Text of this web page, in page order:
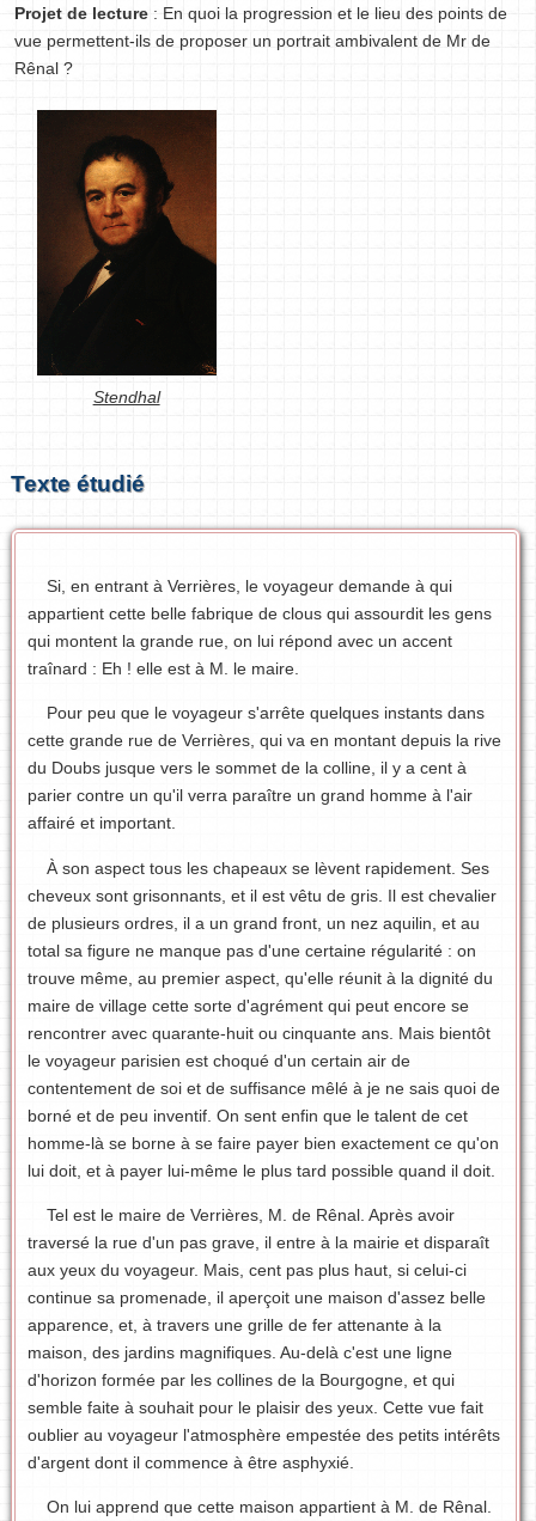
Projet de lecture: En quoi la progression et le lieu des points de
vue permettent-ils de proposer un portrait ambivalent de Mr de
Rênal ?
Stendhal
Texte étudié
Si, en entrant à Verrières, le voyageur demande à qui
appartient cette belle fabrique de clous qui assourdit les gens
qui montent la grande rue, on lui répond avec un accent
traînard : Eh ! elle est à M. le maire.
Pour peu que le voyageur s'arrête quelques instants dans
cette grande rue de Verrières, qui va en montant depuis la rive
du Doubs jusque vers le sommet de la colline, il y a cent à
parier contre un qu'il verra paraître un grand homme à l'air
affairé et important.
À son aspect tous les chapeaux se lèvent rapidement. Ses
cheveux sont grisonnants, et il est vêtu de gris. Il est chevalier
de plusieurs ordres, il a un grand front, un nez aquilin, et au
total sa figure ne manque pas d'une certaine régularité : on
trouve même, au premier aspect, qu'elle réunit à la dignité du
maire de village cette sorte d'agrément qui peut encore se
rencontrer avec quarante-huit ou cinquante ans. Mais bientôt
le voyageur parisien est choqué d'un certain air de
contentement de soi et de suffisance mêlé à je ne sais quoi de
borné et de peu inventif. On sent enfin que le talent de cet
homme-là se borne à se faire payer bien exactement ce qu'on
lui doit, et à payer lui-même le plus tard possible quand il doit.
Tel est le maire de Verrières, M. de Rênal. Après avoir
traversé la rue d'un pas grave, il entre à la mairie et disparaît
aux yeux du voyageur. Mais, cent pas plus haut, si celui-ci
continue sa promenade, il aperçoit une maison d'assez belle
apparence, et, à travers une grille de fer attenante à la
maison, des jardins magnifiques. Au-delà c'est une ligne
d'horizon formée par les collines de la Bourgogne, et qui
semble faite à souhait pour le plaisir des yeux. Cette vue fait
oublier au voyageur l'atmosphère empestée des petits intérêts
d'argent dont il commence à être asphyxié.
On lui apprend que cette maison appartient à M. de Rênal.